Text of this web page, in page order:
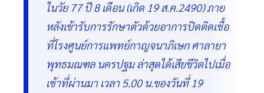
ในวัย 77 ปี 8 เดือน (เกิด 19 ส.ค.2490) ภาย
หลังเข้ารับการรักษาตัวด้วยอาการปิดติดเชื้อ
ที่โรงศูนย์การแพทย์กาญจนาภิเษก ศาลายา
พุทธมณฑล นครปฐม ล่าสุดได้เสียขีวิตไปเมื่อ
เช้าที่ผ่านมา เวลา 5.00 น.ของวันที่ 19